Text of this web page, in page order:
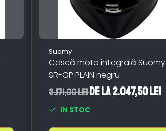
Suomy
Cască moto integrală Suomy
SR-GP PLAIN negru
3.171,00 Leide la 2.047,50 Lei
IN STOC